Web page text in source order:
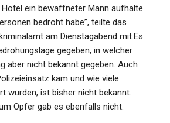
ein bewaffneter Mann aufhalte
bedroht habe”, teilte das
am Dienstagabend mit.Es
gegeben, in welcher
aber nicht bekannt gegeben. Auch
kam und wie viele
wurden, ist bisher nicht bekannt.
Opfer gab es ebenfalls nicht.